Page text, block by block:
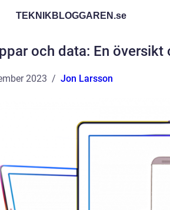
TEKNIKBLOGGAREN.se
och data: En översikt
2023 Jon Larsson